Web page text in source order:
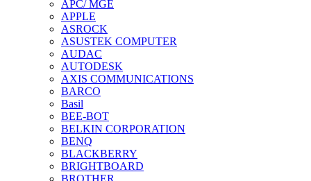
APC/ MGE
APPLE
ASROCK
ASUSTEK COMPUTER
AUDAC
AUTODESK
AXIS COMMUNICATIONS
BARCO
Basil
BEE-BOT
BELKIN CORPORATION
BENQ
BLACKBERRY
BRIGHTBOARD
BROTHER